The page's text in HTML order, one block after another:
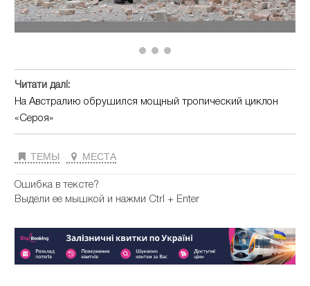
Читати далі:
На Австралию обрушился мощный тропический циклон
«Сероя»
ТЕМЫ МЕСТА
Ошибка в тексте?
Выдели ее мышкой и нажми Ctrl + Enter